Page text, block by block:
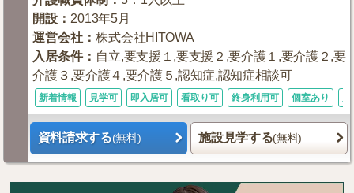
開設 ： 2013年5月
運営会社 ：株式会社HITOWA
入居条件： 自立,要支援１,要支援２,要介護１,要介護２,要
介護３,要介護４,要介護５,認知症,認知症相談可
新着情報 見学可 即入居可 看取り可 終身利用可 個室あり
資料請求する(無料) 施設見学する(無料)